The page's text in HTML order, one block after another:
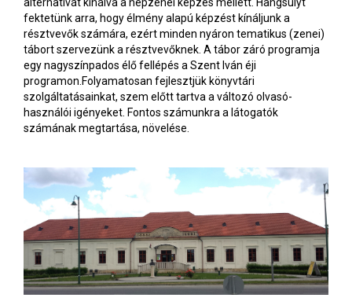
alternatívát kínálva a népzenei képzés mellett. Hangsúlyt
fektetünk arra, hogy élmény alapú képzést kínáljunk a
résztvevők számára, ezért minden nyáron tematikus (zenei)
tábort szervezünk a résztvevőknek. A tábor záró programja
egy nagyszínpados élő fellépés a Szent Iván éji
programon.Folyamatosan fejlesztjük könyvtári
szolgáltatásainkat, szem előtt tartva a változó olvasó-
használói igényeket. Fontos számunkra a látogatók
számának megtartása, növelése.